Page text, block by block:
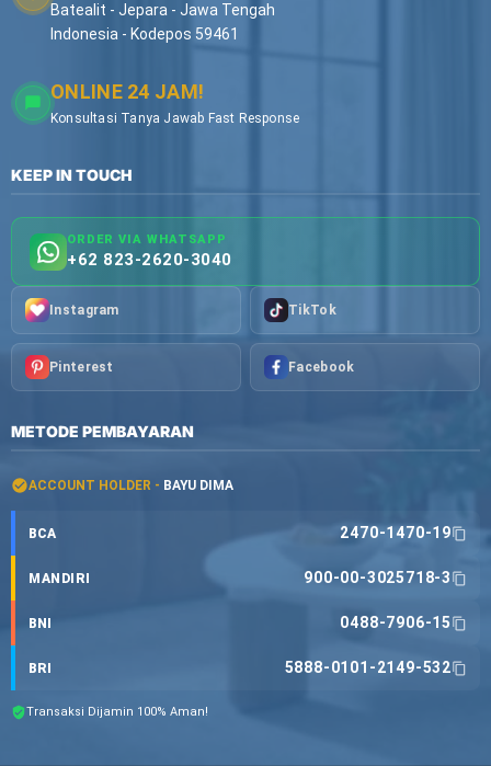
Batealit - Jepara - Jawa Tengah
Indonesia - Kodepos 59461
ONLINE 24 JAM!
Konsultasi Tanya Jawab Fast Response
KEEP IN TOUCH
ORDER VIA WHATSAPP
+62 823-2620-3040
Instagram TikTok
Pinterest Facebook
METODE PEMBAYARAN
ACCOUNT HOLDER - BAYU DIMA
BCA 2470-1470-19
MANDIRI 900-00-3025718-3
BNI 0488-7906-15
BRI 5888-0101-2149-532
Transaksi Dijamin 100% Aman!